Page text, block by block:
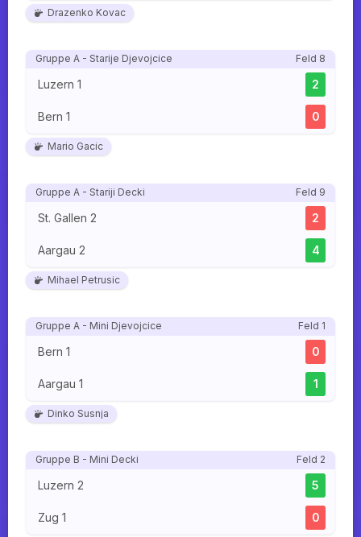
Drazenko Kovac
Gruppe A - Starije Djevojcice Feld 8
Luzern 1 2
Bern 1 0
Mario Gacic
Gruppe A - Stariji Decki Feld 9
St. Gallen 2 2
Aargau 2 4
Mihael Petrusic
Gruppe A - Mini Djevojcice Feld 1
Bern 1 0
Aargau 1 1
Dinko Susnja
Gruppe B - Mini Decki Feld 2
Luzern 2 5
Zug 1 0